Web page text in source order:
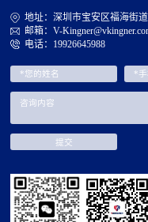
地址：深圳市宝安区福海街
邮箱：V-
电话：19926645988